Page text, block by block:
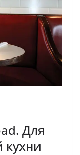
Для
кухни